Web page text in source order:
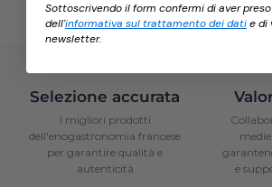
Selezione accurata
I migliori prodotti
dell'enogastronomia francese
per garantire qualità e
autenticità
e
Sottoscrivendo il form confermi di aver
dell'informativa sul trattamento dei datie di
newsletter.